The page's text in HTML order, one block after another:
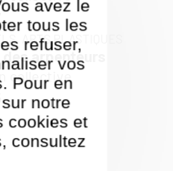
avez le
tous les
refuser,
vos
Pour en
notre
cookies et
consultez
ARTS PLASTIQUES
arpenteurs
collective